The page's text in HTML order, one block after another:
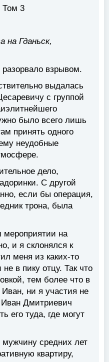
Том 3
на Гданьск,
взрывом.
выдалась
с группой
было всего лишь
принять одного
неудобные
дело,
С другой
если бы операция,
трона, была
мероприятии на
и я склонялся к
меня из каких-то
в пику отцу. Так что
тем более что в
ни я участия не
Дмитриевич
его туда, где могут
мужчину средних лет
квартиру,